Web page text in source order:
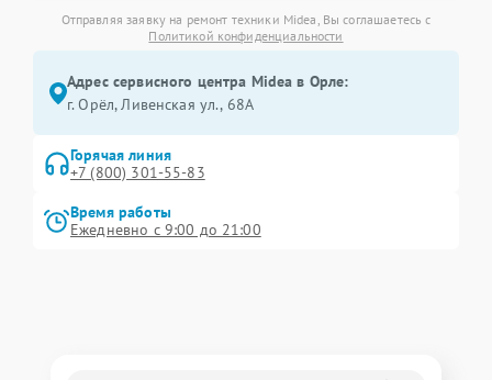
Отправляя заявку на ремонт техники Midea, Вы соглашаетесь с
Политикой конфиденциальности
Адрес сервисного центра Midea в Орле:
г. Орёл, Ливенская ул., 68А
Горячая линия
+7 (800) 301-55-83
Время работы
Ежедневно с 9:00 до 21:00